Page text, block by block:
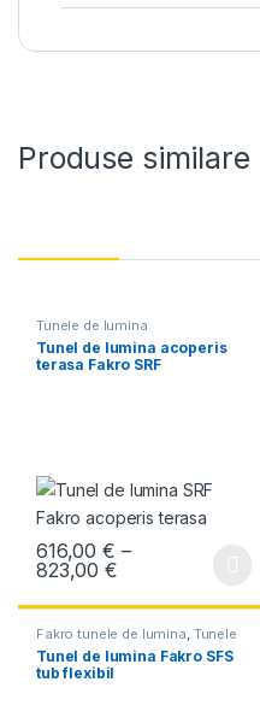
Produse similare
Tunele de lumina
Tunel de lumina acoperis
terasa Fakro SRF
616,00€ –
823,00€Interval de
Acest produs are mai multe
Fakro tunele de lumina, Tunele
de lumina
Tunel de lumina Fakro SFS
tub flexibil